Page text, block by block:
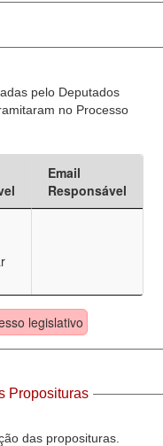
pelo Deputados
no Processo
Email
Responsável
legislativo
Proposituras
das proposituras.